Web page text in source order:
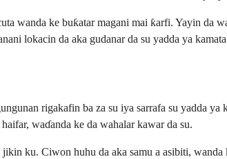
wanda ke buƙatar magani mai ƙarfi. Yayin da
lokacin da aka gudanar da su yadda ya
rigakafin ba za su iya sarrafa su yadda
waɗanda ke da wahalar kawar da su.
ku. Ciwon huhu da aka samu a asibiti,